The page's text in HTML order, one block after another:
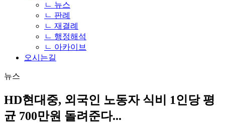
ㄴ 뉴스
ㄴ 판례
ㄴ 재결례
ㄴ 행정해석
ㄴ 아카이브
오시는길
뉴스
HD현대중, 외국인 노동자 식비 1인당 평
균 700만원 돌려준다...